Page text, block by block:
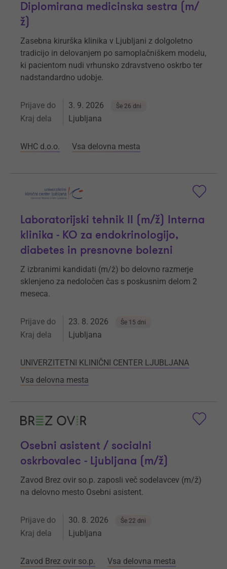
Diplomirana medicinska sestra (m/
ž)
Zasebna kirurška klinika v Ljubljani z dolgoletno
tradicijo in delovanjem po samoplačniškem modelu,
ki pacientom nudi vrhunsko zdravstveno oskrbo ter
nadstandardno udobje.
Prijave do 3. 9. 2026 Še 26 dni
Kraj dela Ljubljana
WHC d.o.o. Vsa delovna mesta
Laboratorijski tehnik II (m/ž) Interna
klinika - KO za endokrinologijo,
diabetes in presnovne bolezni
Z izbranimi kandidati (m/ž) bo delovno razmerje
sklenjeno za nedoločen čas s poskusnim delom 2
meseca.
Prijave do 23. 8. 2026 Še 15 dni
Kraj dela Ljubljana
UNIVERZITETNI KLINIČNI CENTER LJUBLJANA
Vsa delovna mesta
Osebni asistent / socialni
oskrbovalec - Ljubljana (m/ž)
Zavod Brez ovir so.p. zaposli več sodelavcev (m/ž)
na delovno mesto Osebni asistent.
Prijave do 30. 8. 2026 Še 22 dni
Kraj dela Ljubljana
Zavod Brez ovir so.p. Vsa delovna mesta